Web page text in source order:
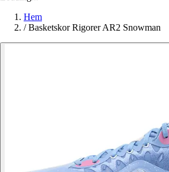
Hem
/ Basketskor Rigorer AR2 Snowman